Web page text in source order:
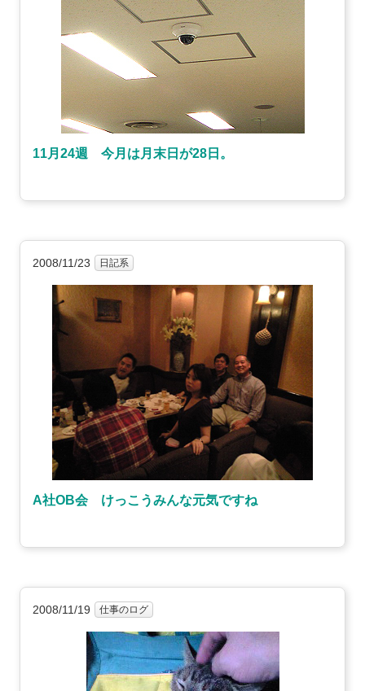
11月24週 今月は月末日が28日。
2008/11/23 日記系
A社OB会 けっこうみんな元気ですね
2008/11/19 仕事のログ